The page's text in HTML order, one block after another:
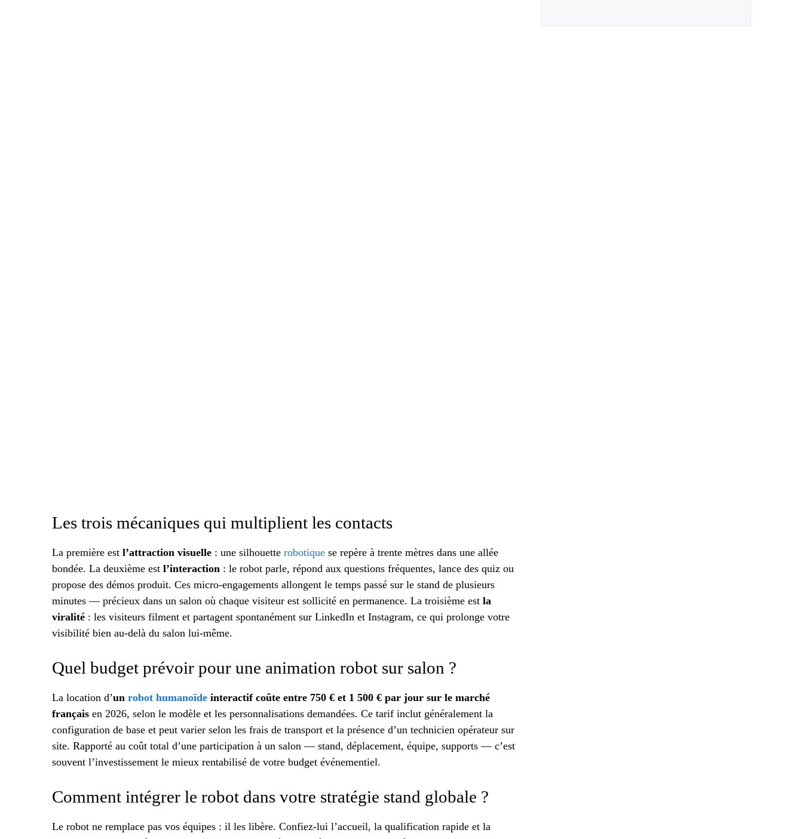
Les trois mécaniques qui multiplient les contacts
La première est l’attraction visuelle : une silhouette robotique se repère à trente mètres dans une allée
bondée. La deuxième est l’interaction : le robot parle, répond aux questions fréquentes, lance des quiz ou
propose des démos produit. Ces micro-engagements allongent le temps passé sur le stand de plusieurs
minutes — précieux dans un salon où chaque visiteur est sollicité en permanence. La troisième est la
viralité : les visiteurs filment et partagent spontanément sur LinkedIn et Instagram, ce qui prolonge votre
visibilité bien au-delà du salon lui-même.
Quel budget prévoir pour une animation robot sur salon ?
La location d’un robot humanoïde interactif coûte entre 750 € et 1 500 € par jour sur le marché
français en 2026, selon le modèle et les personnalisations demandées. Ce tarif inclut généralement la
configuration de base et peut varier selon les frais de transport et la présence d’un technicien opérateur sur
site. Rapporté au coût total d’une participation à un salon — stand, déplacement, équipe, supports — c’est
souvent l’investissement le mieux rentabilisé de votre budget événementiel.
Comment intégrer le robot dans votre stratégie stand globale ?
Le robot ne remplace pas vos équipes : il les libère. Confiez-lui l’accueil, la qualification rapide et la